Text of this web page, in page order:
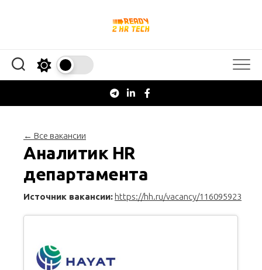
← Все вакансии
Аналитик HR
департамента
Источник вакансии: https://hh.ru/vacancy/116095923